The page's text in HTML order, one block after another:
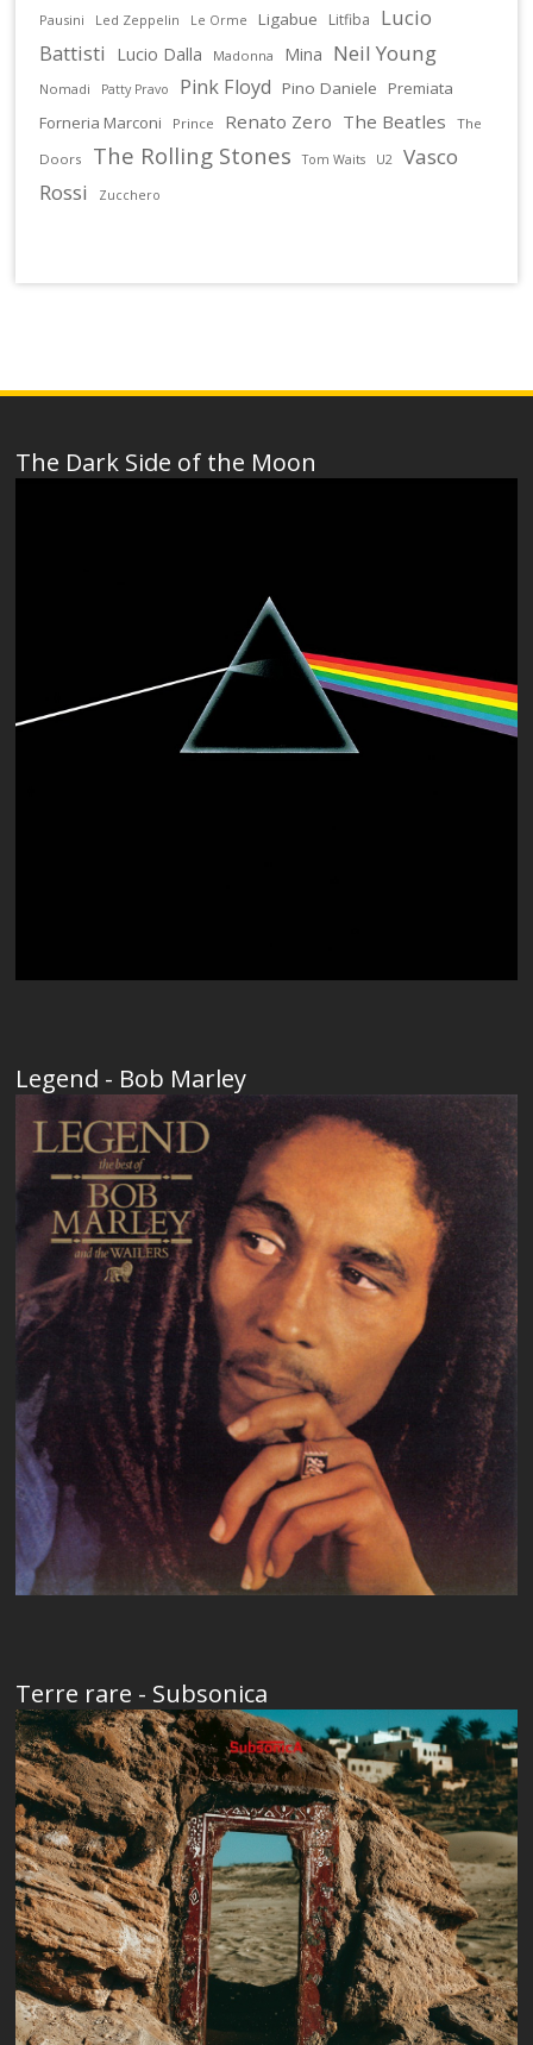
Pausini
Led Zeppelin Le Orme Ligabue Litfiba
Lucio
Battisti
Lucio Dalla Madonna Mina Neil Young
Nomadi Patty Pravo Pink Floyd Pino Daniele
Premiata
Forneria Marconi
Prince Renato Zero The Beatles
The
Doors
The Rolling Stones Tom Waits U2
Vasco
Rossi
Zucchero
The Dark Side of the Moon
Legend - Bob Marley
Terre rare - Subsonica